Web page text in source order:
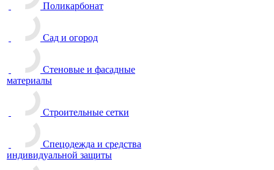
Поликарбонат
Сад и огород
Стеновые и фасадные
материалы
Строительные сетки
Спецодежда и средства
индивидуальной защиты